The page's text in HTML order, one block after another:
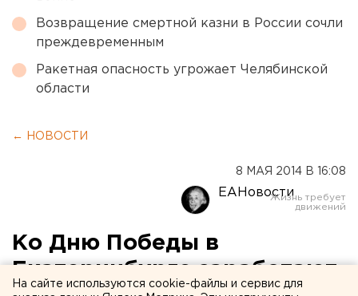
Возвращение смертной казни в России сочли
преждевременным
Ракетная опасность угрожает Челябинской
области
← НОВОСТИ
8 МАЯ 2014 В 16:08
ЕАНовости
Ко Дню Победы в
Екатеринбурге заработают
На сайте используются cookie-файлы и сервис для